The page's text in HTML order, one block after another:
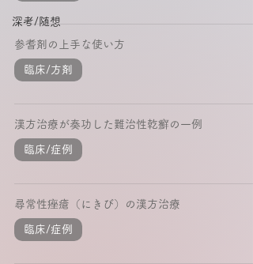
深考/随想
参耆剤の上手な使い方
臨床/方剤
漢方治療が奏功した難治性乾癬の一例
臨床/症例
尋常性痤瘡（にきび）の漢方治療
臨床/症例